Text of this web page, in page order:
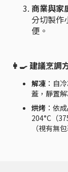
商業與家
分切製作
便。
👩‍🍳 建議烹調
解凍 ：自
蓋，靜置
烘烤 ：依
204°C（
（視有無